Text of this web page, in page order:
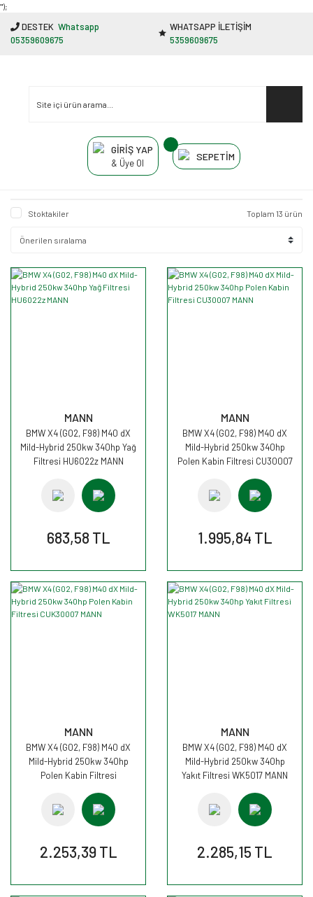
"');
DESTEK Whatsapp
05359609675
WHATSAPP İLETİŞİM
5359609675
GİRİŞ YAP
& Üye Ol
SEPETİM
Stoktakiler Toplam 13 ürün
MANN
BMW X4 (G02, F98) M40 dX
Mild-Hybrid 250kw 340hp Yağ
Filtresi HU6022z MANN
683,58 TL
MANN
BMW X4 (G02, F98) M40 dX
Mild-Hybrid 250kw 340hp
Polen Kabin Filtresi CU30007
1.995,84 TL
MANN
BMW X4 (G02, F98) M40 dX
Mild-Hybrid 250kw 340hp
Polen Kabin Filtresi
2.253,39 TL
MANN
BMW X4 (G02, F98) M40 dX
Mild-Hybrid 250kw 340hp
Yakıt Filtresi WK5017 MANN
2.285,15 TL